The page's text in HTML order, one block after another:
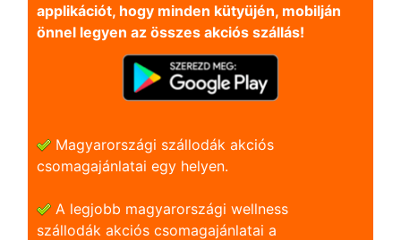
applikációt, hogy minden kütyüjén, mobilján
önnel legyen az összes akciós szállás!
Magyarországi szállodák akciós
csomagajánlatai egy helyen.
A legjobb magyarországi wellness
szállodák akciós csomagajánlatai a